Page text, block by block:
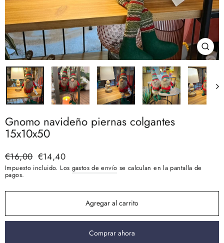
(esc)
Gnomo navideño piernas colgantes
15x10x50
Precio
habitual
€16,00 Precio
de
oferta
€14,40
Impuesto incluido. Los gastos de envío se calculan en la pantalla de
pagos.
Agregar al carrito
Comprar ahora